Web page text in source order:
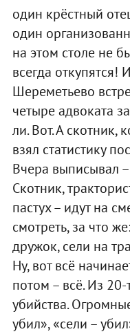
один крёстный
один
на этом столе не
всегда откупятся!
Шереметьево
четыре адвоката
ли. Вот. А скотник,
взял статистику
Вчера выписывал
Скотник,
пастух – идут на
смотреть, за что
дружок, сели на
Ну, вот всё
потом – всё. Из
убийства.
убил», «сели –